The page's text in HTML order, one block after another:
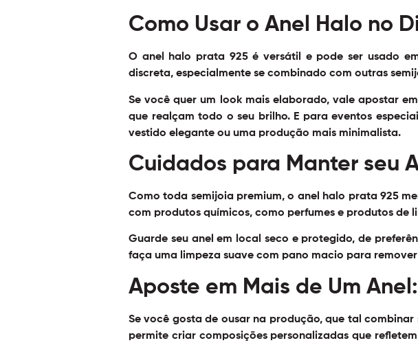
Como Usar o Anel Halo no
O anel halo prata 925 é versátil e pode ser usado
discreta, especialmente se combinado com outras
Se você quer um look mais elaborado, vale apostar
que realçam todo o seu brilho. E para eventos
vestido elegante ou uma produção mais minimalista.
Cuidados para Manter seu
Como toda semijoia premium, o anel halo prata 925
com produtos químicos, como perfumes e produtos
Guarde seu anel em local seco e protegido, de
faça uma limpeza suave com pano macio para
Aposte em Mais de Um
Se você gosta de ousar na produção, que tal
permite criar composições personalizadas que